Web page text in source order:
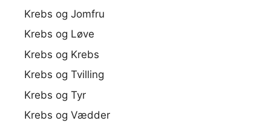
Krebs og Jomfru
Krebs og Løve
Krebs og Krebs
Krebs og Tvilling
Krebs og Tyr
Krebs og Vædder